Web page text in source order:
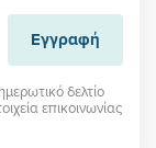
Εγγραφή
δελτίο
επικοινωνίας